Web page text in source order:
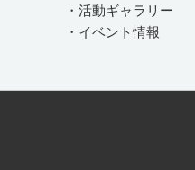
・活動ギャラリー
・イベント情報